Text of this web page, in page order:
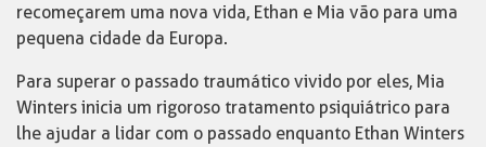
recomeçarem uma nova vida, Ethan e Mia vão para uma
pequena cidade da Europa.
Para superar o passado traumático vivido por eles, Mia
Winters inicia um rigoroso tratamento psiquiátrico para
lhe ajudar a lidar com o passado enquanto Ethan Winters